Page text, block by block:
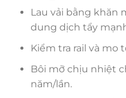
Lau vải bằng khăn
dung dịch tẩy
Kiểm tra rail và mo
Bôi mỡ chịu nhiệt
năm/lần.